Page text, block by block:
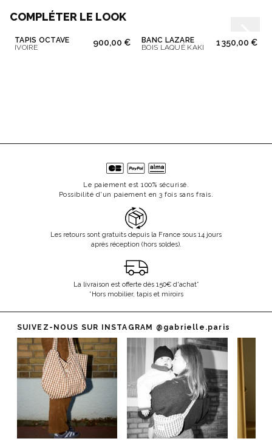
COMPLÉTER LE LOOK
TAPIS OCTAVE
IVOIRE
900,00 €
BANC LAZARE
BOIS LAQUÉ KAKI
1 350,00 €
Le paiement est 100% sécurisé.
Possibilité d'un paiement en 3 fois sans frais.
Les retours sont gratuits depuis la France sous 14 jours
après réception (hors soldes).
La livraison est offerte dès 150€ d'achat*
*Hors mobilier, tapis et miroirs
SUIVEZ-NOUS SUR INSTAGRAM @gabrielle.paris